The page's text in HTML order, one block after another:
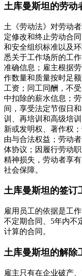
土库曼斯坦的劳动
土《劳动法》对劳动
定修改和终止劳动合
和安全组织标准以及
悉关于工作场所的工
准确信息；雇主根据
作数量和质量按时足
工资；同工同酬，不
中扣除的薪水信息；
间，享受法定节假日
训、再培训和高级培
新或发明权、著作权
由与合法权益；劳动
体协议；因履行劳动
精神损失，劳动者享
社会保障。
土库曼斯坦的签订
雇用员工的依据是工
不定期合同、5年内不
计算的合同。
土库曼斯坦的解除
雇主只有在企业破产